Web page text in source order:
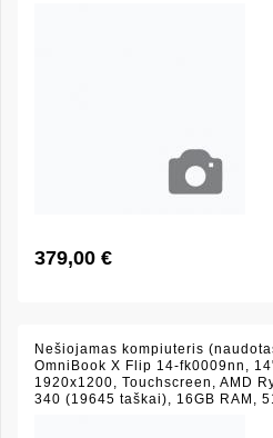
379,00 €
Nešiojamas kompiuteris
OmniBook X Flip 14-fk0009nn,
1920x1200, Touchscreen, AMD
340 (19645 taškai), 16GB RAM,